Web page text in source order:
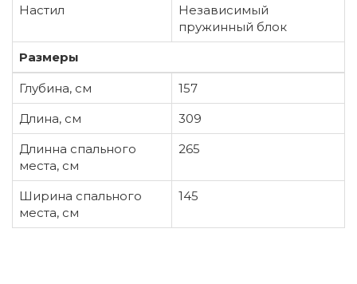
Настил
Независимый
пружинный блок
Размеры
Глубина, см
157
Длина, см
309
Длинна спального
места, см
265
Ширина спального
места, см
145